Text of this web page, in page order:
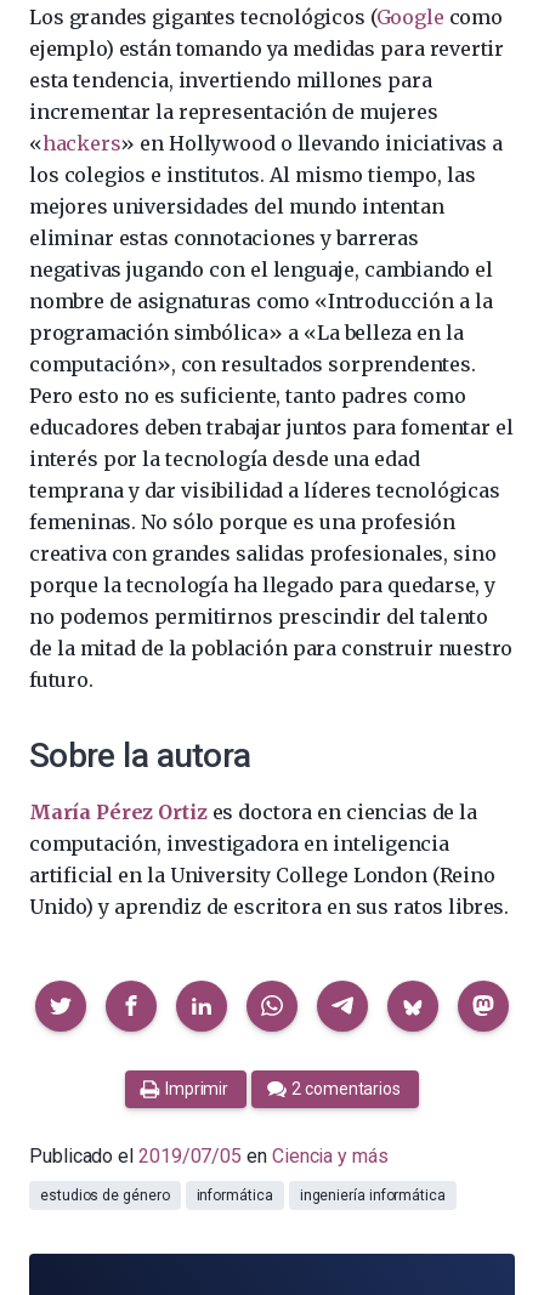
Los grandes gigantes tecnológicos (Google como
ejemplo) están tomando ya medidas para revertir
esta tendencia, invertiendo millones para
incrementar la representación de mujeres
«hackers» en Hollywood o llevando iniciativas a
los colegios e institutos. Al mismo tiempo, las
mejores universidades del mundo intentan
eliminar estas connotaciones y barreras
negativas jugando con el lenguaje, cambiando el
nombre de asignaturas como «Introducción a la
programación simbólica» a «La belleza en la
computación», con resultados sorprendentes.
Pero esto no es suficiente, tanto padres como
educadores deben trabajar juntos para fomentar el
interés por la tecnología desde una edad
temprana y dar visibilidad a líderes tecnológicas
femeninas. No sólo porque es una profesión
creativa con grandes salidas profesionales, sino
porque la tecnología ha llegado para quedarse, y
no podemos permitirnos prescindir del talento
de la mitad de la población para construir nuestro
futuro.
Sobre la autora
María Pérez Ortizes doctora en ciencias de la
computación, investigadora en inteligencia
artificial en la University College London (Reino
Unido) y aprendiz de escritora en sus ratos libres.
Compartir
Imprimir 2 comentarios
Publicado el 2019/07/05 en Ciencia y más
estudios de género informática ingeniería informática